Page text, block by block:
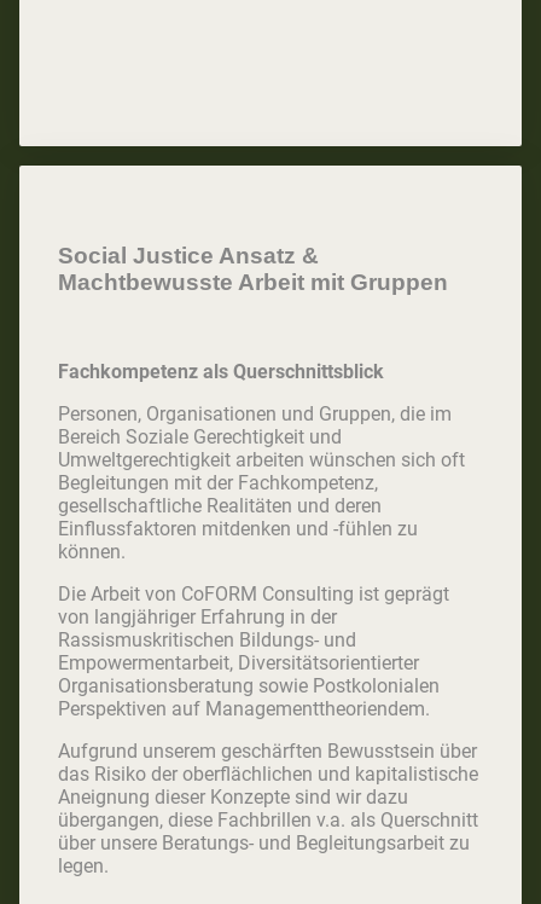
Social Justice Ansatz &
Machtbewusste Arbeit mit Gruppen
Fachkompetenz als Querschnittsblick
Personen, Organisationen und Gruppen, die im
Bereich Soziale Gerechtigkeit und
Umweltgerechtigkeit arbeiten wünschen sich oft
Begleitungen mit der Fachkompetenz,
gesellschaftliche Realitäten und deren
Einflussfaktoren mitdenken und -fühlen zu
können.
Die Arbeit von CoFORM Consulting ist geprägt
von langjähriger Erfahrung in der
Rassismuskritischen Bildungs- und
Empowermentarbeit, Diversitätsorientierter
Organisationsberatung sowie Postkolonialen
Perspektiven auf Managementtheoriendem.
Aufgrund unserem geschärften Bewusstsein über
das Risiko der oberflächlichen und kapitalistische
Aneignung dieser Konzepte sind wir dazu
übergangen, diese Fachbrillen v.a. als Querschnitt
über unsere Beratungs- und Begleitungsarbeit zu
legen.